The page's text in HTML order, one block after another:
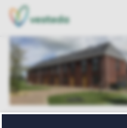
NL
EN